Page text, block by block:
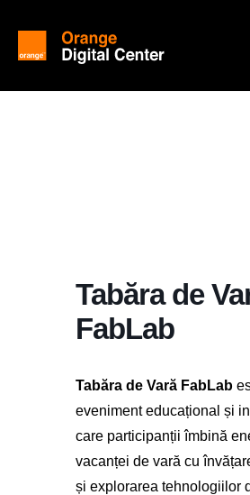
Tabăra de
FabLab
Tabăra de Vară FabLab
eveniment educațional și
care participanții îmbină
vacanței de vară cu
și explorarea tehnologiilor